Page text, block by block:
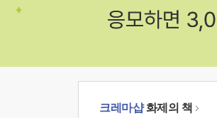
크레마샵화제의 책